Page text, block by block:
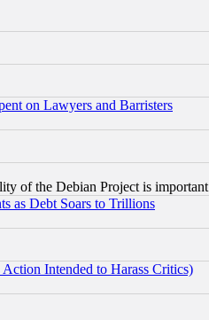
on Lawyers and Barristers
of the Debian Project is important
as Debt Soars to Trillions
Intended to Harass Critics)